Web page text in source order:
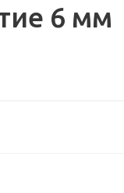
6 мм